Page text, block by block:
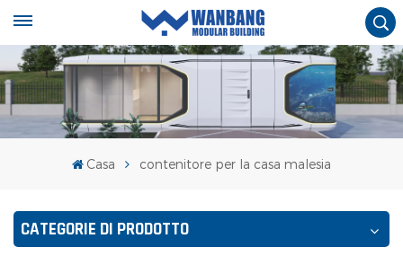
Casa contenitore per la casa malesia
CATEGORIE DI PRODOTTO